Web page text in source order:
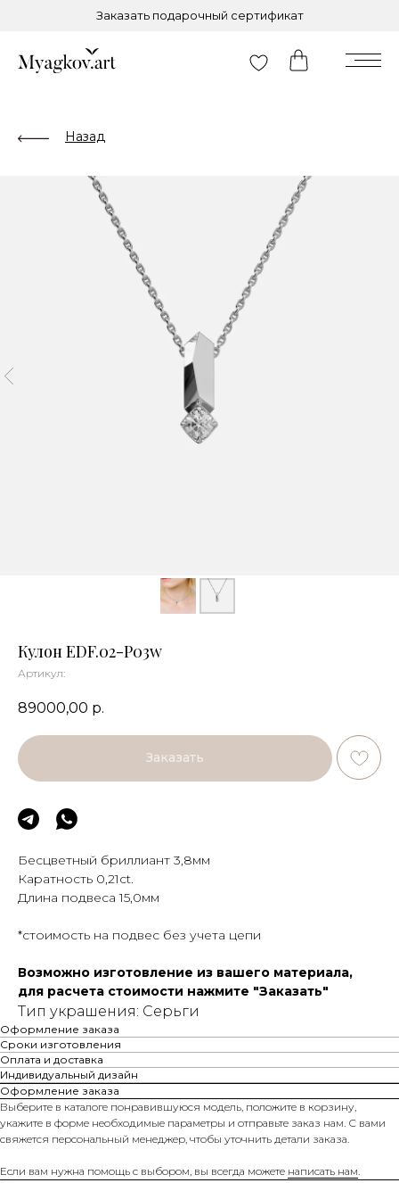
Заказать подарочный сертификат
Назад
Кулон EDF.02-P03w
Артикул:
89000,00 р.
Заказать
Бесцветный бриллиант 3,8мм
Каратность 0,21сt.
Длина подвеса 15,0мм
*стоимость на подвес без учета цепи
Возможно изготовление из вашего материала,
для расчета стоимости нажмите "Заказать"
Тип украшения: Серьги
Оформление заказа
Сроки изготовления
Оплата и доставка
Индивидуальный дизайн
Оформление заказа
Выберите в каталоге понравившуюся модель, положите в корзину,
укажите в форме необходимые параметры и отправьте заказ нам. С вами
свяжется персональный менеджер, чтобы уточнить детали заказа.
Если вам нужна помощь с выбором, вы всегда можете написать нам